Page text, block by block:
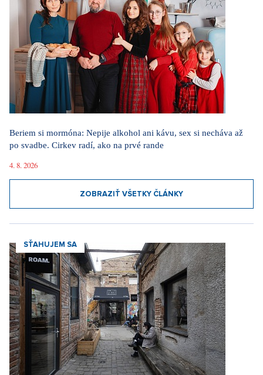
Beriem si mormóna: Nepije alkohol ani kávu, sex si necháva až
po svadbe. Cirkev radí, ako na prvé rande
4. 8. 2026
ZOBRAZIŤ VŠETKY ČLÁNKY
SŤAHUJEM SA